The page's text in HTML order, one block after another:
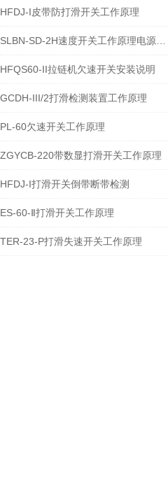
HFDJ-I皮带防打滑开关工作原理
HFQS60-II拉链机欠速开关安装说明
GCDH-III/2打滑检测装置工作原理
PL-60欠速开关工作原理
ZGYCB-220带数显打滑开关工作原理
HFDJ-I打滑开关倒带断带检测
ES-60-Ⅱ打滑开关工作原理
TER-23-P打滑失速开关工作原理